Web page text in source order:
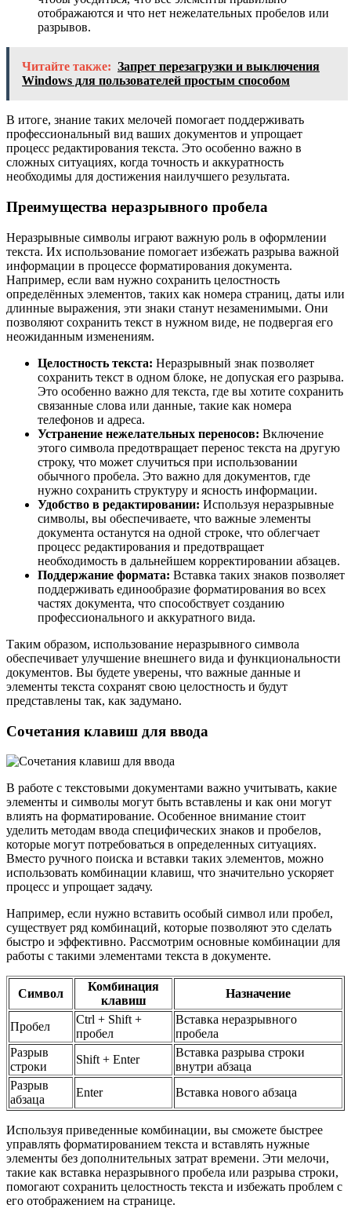
отображаются и что нет нежелательных пробелов или
разрывов.
Читайте также: Запрет перезагрузки и выключения
Windows для пользователей простым способом
В итоге, знание таких мелочей помогает поддерживать
профессиональный вид ваших документов и упрощает
процесс редактирования текста. Это особенно важно в
сложных ситуациях, когда точность и аккуратность
необходимы для достижения наилучшего результата.
Преимущества неразрывного пробела
Неразрывные символы играют важную роль в оформлении
текста. Их использование помогает избежать разрыва важной
информации в процессе форматирования документа.
Например, если вам нужно сохранить целостность
определённых элементов, таких как номера страниц, даты или
длинные выражения, эти знаки станут незаменимыми. Они
позволяют сохранить текст в нужном виде, не подвергая его
неожиданным изменениям.
Целостность текста: Неразрывный знак позволяет
сохранить текст в одном блоке, не допуская его разрыва.
Это особенно важно для текста, где вы хотите сохранить
связанные слова или данные, такие как номера
телефонов и адреса.
Устранение нежелательных переносов: Включение
этого символа предотвращает перенос текста на другую
строку, что может случиться при использовании
обычного пробела. Это важно для документов, где
нужно сохранить структуру и ясность информации.
Удобство в редактировании: Используя неразрывные
символы, вы обеспечиваете, что важные элементы
документа останутся на одной строке, что облегчает
процесс редактирования и предотвращает
необходимость в дальнейшем корректировании абзацев.
Поддержание формата: Вставка таких знаков позволяет
поддерживать единообразие форматирования во всех
частях документа, что способствует созданию
профессионального и аккуратного вида.
Таким образом, использование неразрывного символа
обеспечивает улучшение внешнего вида и функциональности
документов. Вы будете уверены, что важные данные и
элементы текста сохранят свою целостность и будут
представлены так, как задумано.
Сочетания клавиш для ввода
В работе с текстовыми документами важно учитывать, какие
элементы и символы могут быть вставлены и как они могут
влиять на форматирование. Особенное внимание стоит
уделить методам ввода специфических знаков и пробелов,
которые могут потребоваться в определенных ситуациях.
Вместо ручного поиска и вставки таких элементов, можно
использовать комбинации клавиш, что значительно ускоряет
процесс и упрощает задачу.
Например, если нужно вставить особый символ или пробел,
существует ряд комбинаций, которые позволяют это сделать
быстро и эффективно. Рассмотрим основные комбинации для
работы с такими элементами текста в документе.
Символ
Комбинация
клавиш
Назначение
Пробел
Ctrl + Shift +
пробел
Вставка неразрывного
пробела
Разрыв
строки
Shift + Enter
Вставка разрыва строки
внутри абзаца
Разрыв
абзаца
Enter Вставка нового абзаца
Используя приведенные комбинации, вы сможете быстрее
управлять форматированием текста и вставлять нужные
элементы без дополнительных затрат времени. Эти мелочи,
такие как вставка неразрывного пробела или разрыва строки,
помогают сохранить целостность текста и избежать проблем с
его отображением на странице.